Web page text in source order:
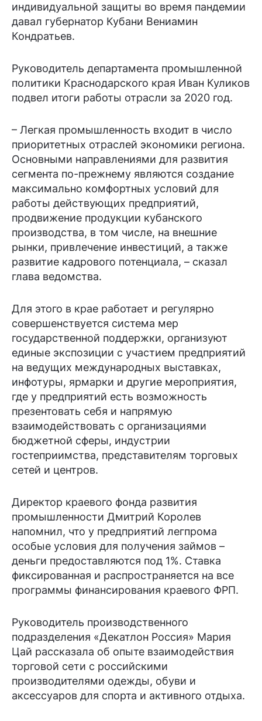
индивидуальной защиты во время пандемии
давал губернатор Кубани Вениамин
Кондратьев.
Руководитель департамента промышленной
политики Краснодарского края Иван Куликов
подвел итоги работы отрасли за 2020 год.
– Легкая промышленность входит в число
приоритетных отраслей экономики региона.
Основными направлениями для развития
сегмента по-прежнему являются создание
максимально комфортных условий для
работы действующих предприятий,
продвижение продукции кубанского
производства, в том числе, на внешние
рынки, привлечение инвестиций, а также
развитие кадрового потенциала, – сказал
глава ведомства.
Для этого в крае работает и регулярно
совершенствуется система мер
государственной поддержки, организуют
единые экспозиции с участием предприятий
на ведущих международных выставках,
инфотуры, ярмарки и другие мероприятия,
где у предприятий есть возможность
презентовать себя и напрямую
взаимодействовать с организациями
бюджетной сферы, индустрии
гостеприимства, представителям торговых
сетей и центров.
Директор краевого фонда развития
промышленности Дмитрий Королев
напомнил, что у предприятий легпрома
особые условия для получения займов –
деньги предоставляются под 1%. Ставка
фиксированная и распространяется на все
программы финансирования краевого ФРП.
Руководитель производственного
подразделения «Декатлон Россия» Мария
Цай рассказала об опыте взаимодействия
торговой сети с российскими
производителями одежды, обуви и
аксессуаров для спорта и активного отдыха.